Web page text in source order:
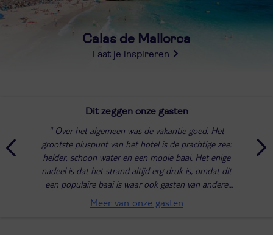
Calas de Mallorca
Laat je inspireren
Dit zeggen onze gasten
Over het algemeen was de vakantie goed. Het
grootste pluspunt van het hotel is de prachtige zee:
helder, schoon water en een mooie baai. Het enige
nadeel is dat het strand altijd erg druk is, omdat dit
een populaire baai is waar ook gasten van andere
hotels en waarschijnlijk lokale bewoners naartoe...
Meer van onze gasten